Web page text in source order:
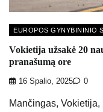
EUROPOS GYNYBININIO
Vokietija užsakė 20
pranašumą ore
16 Spalio, 2025 0
Mančingas,